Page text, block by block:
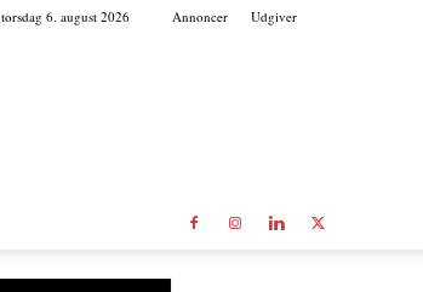
torsdag 6. august 2026 Annoncer Udgiver